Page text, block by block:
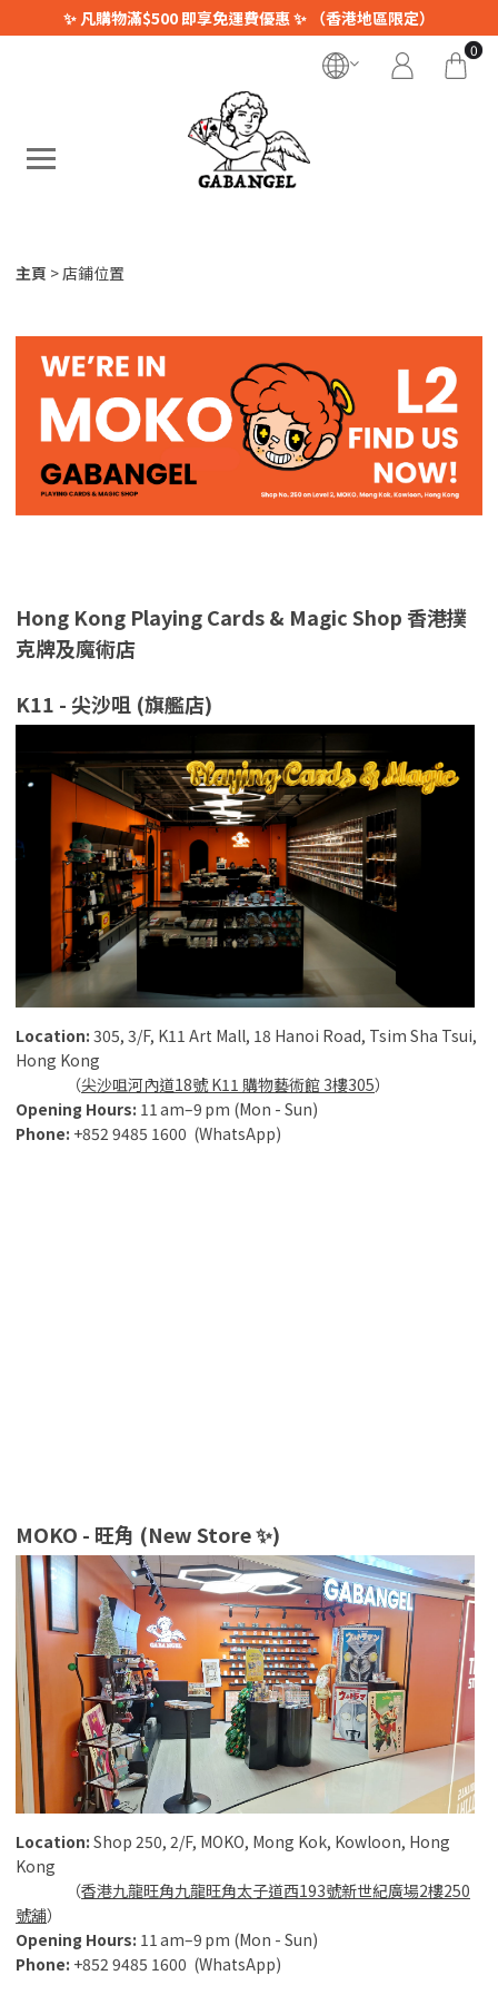
✨ 凡購物滿$500 即享免運費優惠 ✨ （香港地區限定）
0
主頁 店鋪位置
Hong Kong Playing Cards & Magic Shop 香港撲
克牌及魔術店
K11 - 尖沙咀 (旗艦店)
Location: 305, 3/F, K11 Art Mall, 18 Hanoi Road, Tsim Sha Tsui,
Hong Kong
（尖沙咀河內道18號 K11 購物藝術館 3樓305）
Opening Hours: 11 am–9 pm (Mon - Sun)
Phone: +852 9485 1600 (WhatsApp)
MOKO - 旺角 (New Store ✨)
Location: Shop 250, 2/F, MOKO, Mong Kok, Kowloon, Hong
Kong
（香港九龍旺角九龍旺角太子道西193號新世紀廣場2樓250
號舖）
Opening Hours: 11 am–9 pm (Mon - Sun)
Phone: +852 9485 1600 (WhatsApp)